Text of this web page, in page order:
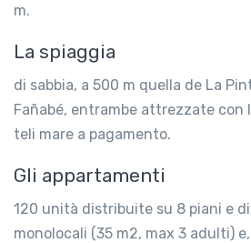
m.
La spiaggia
di sabbia, a 500 m quella de La
Fañabé, entrambe attrezzate con
teli mare a pagamento.
Gli appartamenti
120 unità distribuite su 8 piani e
monolocali (35 m2, max 3 adulti)